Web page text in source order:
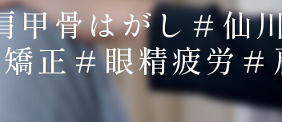
整体矯正（骨盤矯正）
眼精疲労改善コース
エクスケアトレーニング
甲骨はがし＃
正＃眼精疲労＃